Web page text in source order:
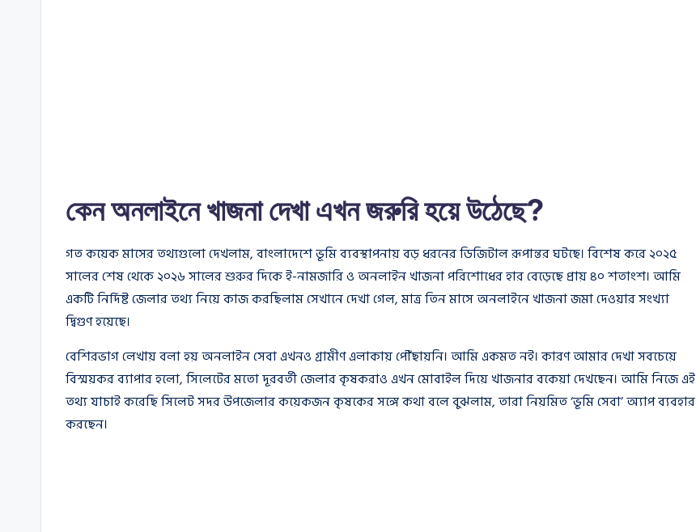
কেন অনলাইনে খাজনা দেখা এখন জরুরি হয়ে উঠেছে?
গত কয়েক মাসের তথ্যগুলো দেখলাম, বাংলাদেশে ভূমি ব্যবস্থাপনায় বড় ধরনের ডিজিটাল রূপান্তর ঘটছে। বিশেষ করে ২০২৫
সালের শেষ থেকে ২০২৬ সালের শুরুর দিকে ই-নামজারি ও অনলাইন খাজনা পরিশোধের হার বেড়েছে প্রায় ৪০ শতাংশ। আমি
একটি নির্দিষ্ট জেলার তথ্য নিয়ে কাজ করছিলাম সেখানে দেখা গেল, মাত্র তিন মাসে অনলাইনে খাজনা জমা দেওয়ার সংখ্যা
দ্বিগুণ হয়েছে।
বেশিরভাগ লেখায় বলা হয় অনলাইন সেবা এখনও গ্রামীণ এলাকায় পৌঁছায়নি। আমি একমত নই। কারণ আমার দেখা সবচেয়ে
বিস্ময়কর ব্যাপার হলো, সিলেটের মতো দূরবর্তী জেলার কৃষকরাও এখন মোবাইল দিয়ে খাজনার বকেয়া দেখছেন। আমি নিজে এই
তথ্য যাচাই করেছি সিলেট সদর উপজেলার কয়েকজন কৃষকের সঙ্গে কথা বলে বুঝলাম, তারা নিয়মিত ‘ভূমি সেবা’ অ্যাপ ব্যবহার
করছেন।